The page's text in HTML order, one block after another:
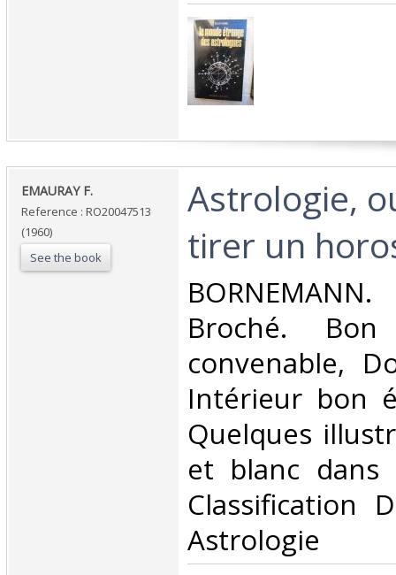
‎EMAURAY F.‎
Reference : RO20047513
(1960)
See the book
‎Astrologie,
tirer un
Broché.
convenable,
Intérieur bon
Quelques
et blanc
Classification
Astrologie‎